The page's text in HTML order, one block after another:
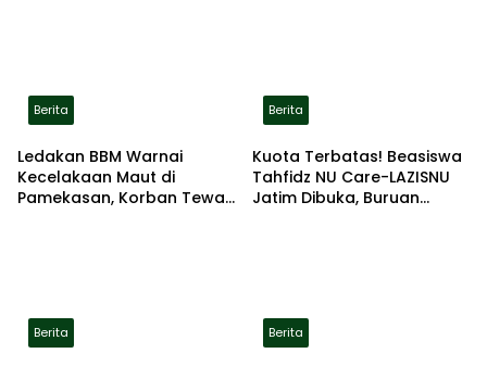
Berita
Ledakan BBM Warnai
Kecelakaan Maut di
Pamekasan, Korban Tewas
Berita
Kuota Terbatas! Beasiswa
Tahfidz NU Care-LAZISNU
Jatim Dibuka, Buruan
Berita Berita